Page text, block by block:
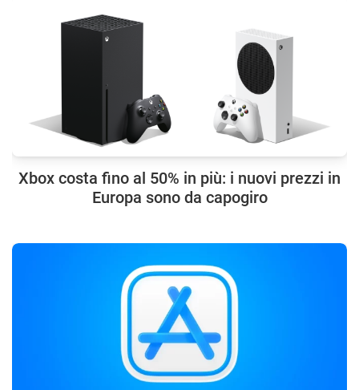
Xbox costa fino al 50% in più: i nuovi prezzi in
Europa sono da capogiro